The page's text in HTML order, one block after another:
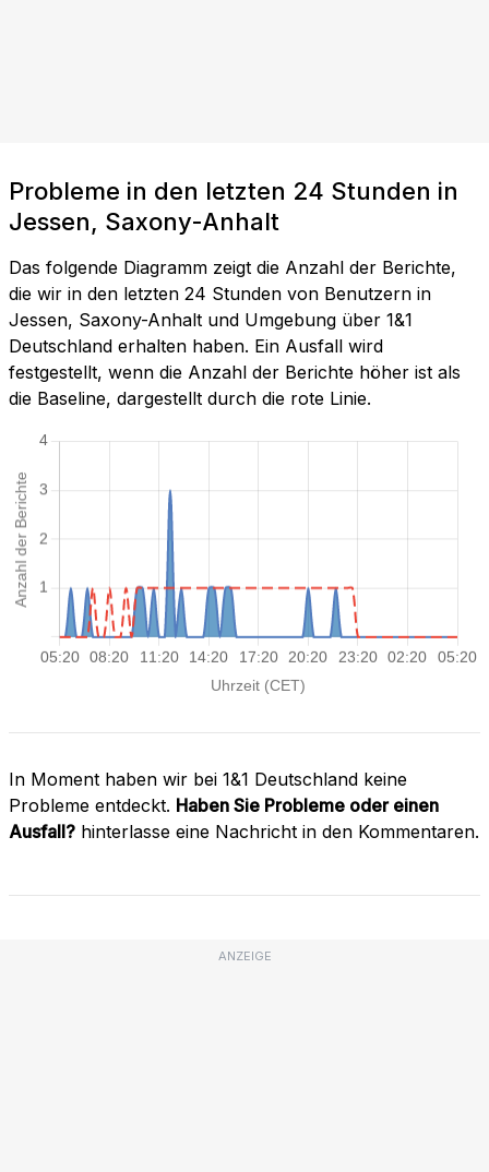
Probleme in den letzten 24 Stunden in
Jessen, Saxony-Anhalt
Das folgende Diagramm zeigt die Anzahl der Berichte,
die wir in den letzten 24 Stunden von Benutzern in
Jessen, Saxony-Anhalt und Umgebung über 1&1
Deutschland erhalten haben. Ein Ausfall wird
festgestellt, wenn die Anzahl der Berichte höher ist als
die Baseline, dargestellt durch die rote Linie.
In Moment haben wir bei 1&1 Deutschland keine
Probleme entdeckt. Haben Sie Probleme oder einen
Ausfall? hinterlasse eine Nachricht in den Kommentaren.
ANZEIGE